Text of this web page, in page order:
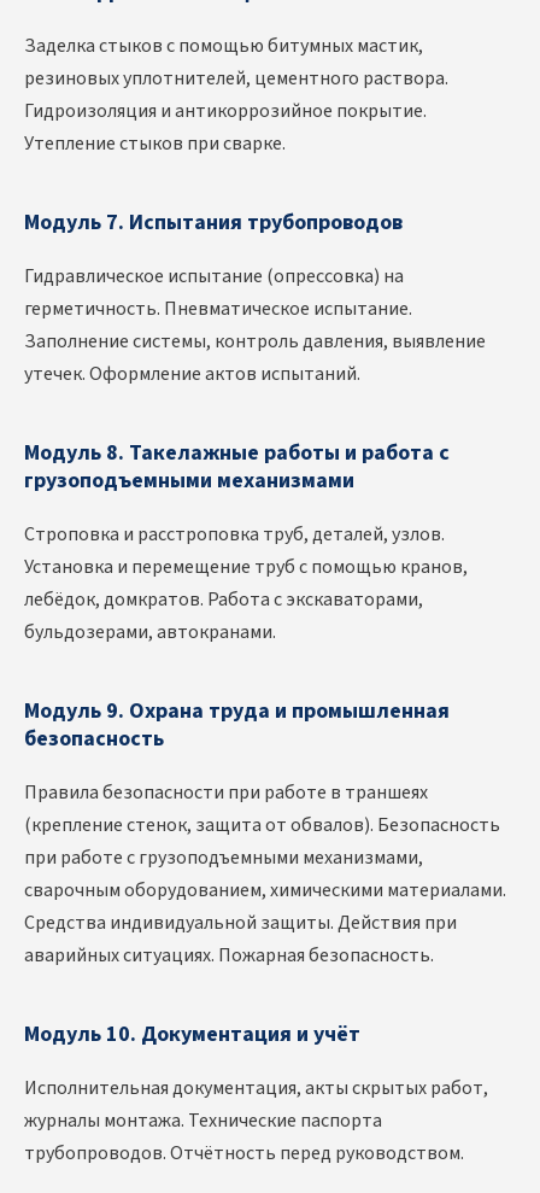
Заделка стыков с помощью битумных мастик,
резиновых уплотнителей, цементного раствора.
Гидроизоляция и антикоррозийное покрытие.
Утепление стыков при сварке.
Модуль 7. Испытания трубопроводов
Гидравлическое испытание (опрессовка) на
герметичность. Пневматическое испытание.
Заполнение системы, контроль давления, выявление
утечек. Оформление актов испытаний.
Модуль 8. Такелажные работы и работа с
грузоподъемными механизмами
Строповка и расстроповка труб, деталей, узлов.
Установка и перемещение труб с помощью кранов,
лебёдок, домкратов. Работа с экскаваторами,
бульдозерами, автокранами.
Модуль 9. Охрана труда и промышленная
безопасность
Правила безопасности при работе в траншеях
(крепление стенок, защита от обвалов). Безопасность
при работе с грузоподъемными механизмами,
сварочным оборудованием, химическими материалами.
Средства индивидуальной защиты. Действия при
аварийных ситуациях. Пожарная безопасность.
Модуль 10. Документация и учёт
Исполнительная документация, акты скрытых работ,
журналы монтажа. Технические паспорта
трубопроводов. Отчётность перед руководством.